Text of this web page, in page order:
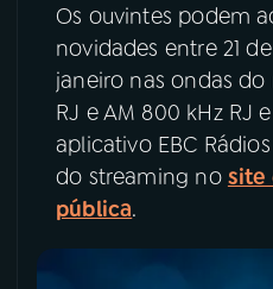
YouTube
Instagram
Os ouvintes podem
novidades entre 21
janeiro nas ondas do
RJ e AM 800 kHz RJ
aplicativo EBC
do streaming no site
pública.